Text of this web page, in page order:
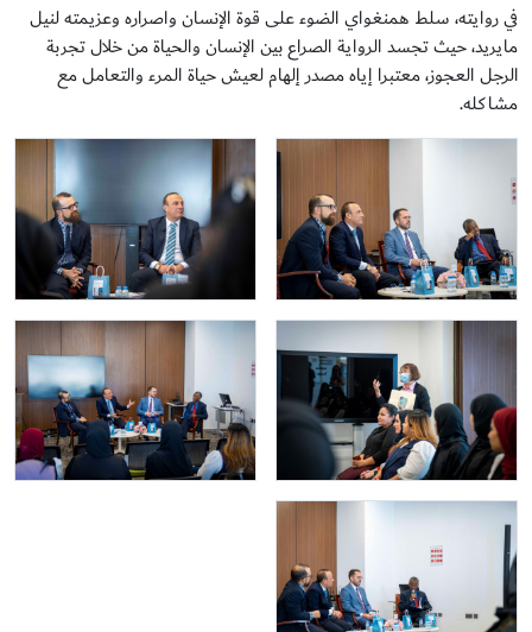
في روايته، سلط همنغواي الضوء على قوة الإنسان واصراره وعزيمته لنيل
مايريد، حيث تجسد الرواية الصراع بين الإنسان والحياة من خلال تجربة
الرجل العجوز، معتبرا إياه مصدر إلهام لعيش حياة المرء والتعامل مع
مشاكله.